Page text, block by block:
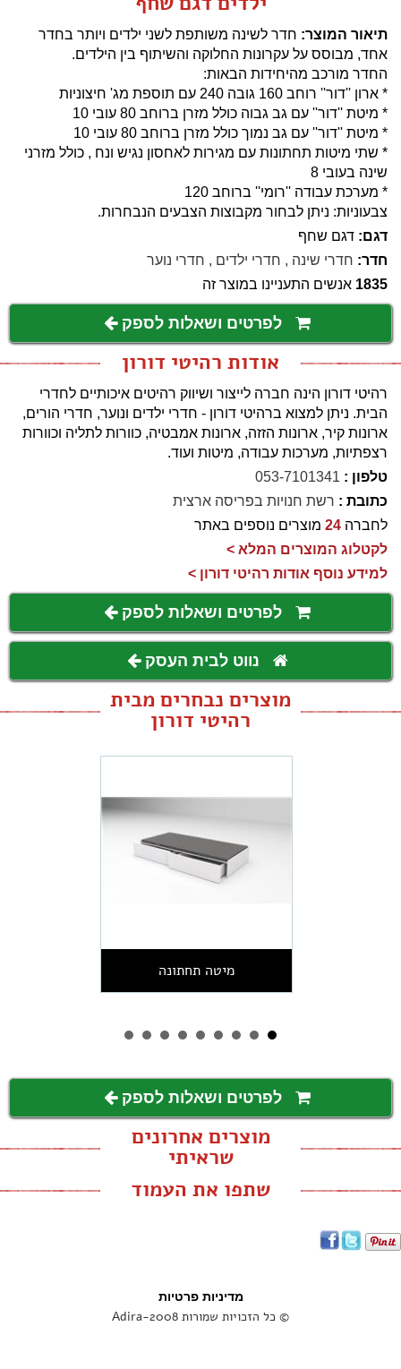
תיאור המוצר: חדר לשינה משותפת לשני ילדים ויותר בחדר
אחד, מבוסס על עקרונות החלוקה והשיתוף בין הילדים.
החדר מורכב מהיחידות הבאות:
* ארון ''דור'' רוחב 160 גובה 240 עם תוספת מג' חיצוניות
* מיטת ''דור'' עם גב גבוה כולל מזרן ברוחב 80 עובי 10
* מיטת ''דור'' עם גב נמוך כולל מזרן ברוחב 80 עובי 10
* שתי מיטות תחתונות עם מגירות לאחסון נגיש ונח , כולל מזרני
שינה בעובי 8
* מערכת עבודה ''רומי'' ברוחב 120
צבעוניות: ניתן לבחור מקבוצות הצבעים הנבחרות.
דגם: דגם שחף
חדר: חדרי שינה , חדרי ילדים , חדרי נוער
1835 אנשים התעניינו במוצר זה
לפרטים ושאלות לספק
אודות רהיטי דורון
רהיטי דורון הינה חברה לייצור ושיווק רהיטים איכותיים לחדרי
הבית. ניתן למצוא ברהיטי דורון - חדרי ילדים ונוער, חדרי הורים,
ארונות קיר, ארונות הזזה, ארונות אמבטיה, כוורות לתליה וכוורות
רצפתיות, מערכות עבודה, מיטות ועוד.
טלפון : 053-7101341
כתובת : רשת חנויות בפריסה ארצית
לחברה 24 מוצרים נוספים באתר
לקטלוג המוצרים המלא >
למידע נוסף אודות רהיטי דורון >
לפרטים ושאלות לספק
נווט לבית העסק
מוצרים נבחרים מבית
רהיטי דורון
מיטה תחתונה
לפרטים ושאלות לספק
מוצרים אחרונים
שראיתי
שתפו את העמוד
מדיניות פרטיות
© כל הזכויות שמורות Adira-2008